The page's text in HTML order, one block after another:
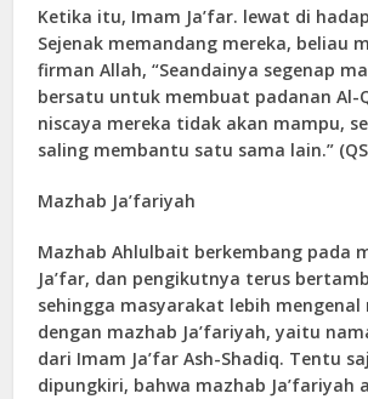
Ketika itu, Imam Ja’far. lewat di
Sejenak memandang mereka, beliau
firman Allah, “Seandainya segenap
bersatu untuk membuat padanan Al-
niscaya mereka tidak akan mampu,
saling membantu satu sama lain.”
Mazhab Ja’fariyah
Mazhab Ahlulbait berkembang pada
Ja’far, dan pengikutnya terus
sehingga masyarakat lebih mengenal
dengan mazhab Ja’fariyah, yaitu
dari Imam Ja’far Ash-Shadiq. Tentu
dipungkiri, bahwa mazhab Ja’fariyah